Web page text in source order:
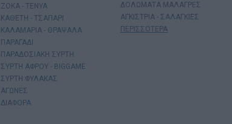
ΖΟΚΑ - ΤΕΝΥΑ
ΚΑΘΕΤΗ - ΤΣΑΠΑΡΙ
ΚΑΛΑΜΑΡΙΑ - ΘΡΑΨΑΛΑ
ΠΑΡΑΓΑΔΙ
ΠΑΡΑΔΟΣΙΑΚΗ ΣΥΡΤΗ
ΣΥΡΤΗ ΑΦΡΟΥ - BIGGAME
ΣΥΡΤΗ ΦΥΛΑΚΑΣ
ΑΓΩΝΕΣ
ΔΙΑΦΟΡΑ
ΔΟΛΩΜΑΤΑ ΜΑΛΑΓΡΕΣ
ΑΓΚΙΣΤΡΙΑ - ΣΑΛΑΓΚΙΕΣ
ΠΕΡΙΣΣΟΤΕΡΑ